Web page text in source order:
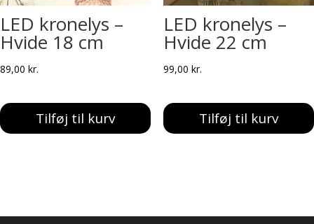
LED kronelys –
Hvide 18 cm
89,00 kr.
Tilføj til kurv
LED kronelys –
Hvide 22 cm
99,00 kr.
Tilføj til kurv